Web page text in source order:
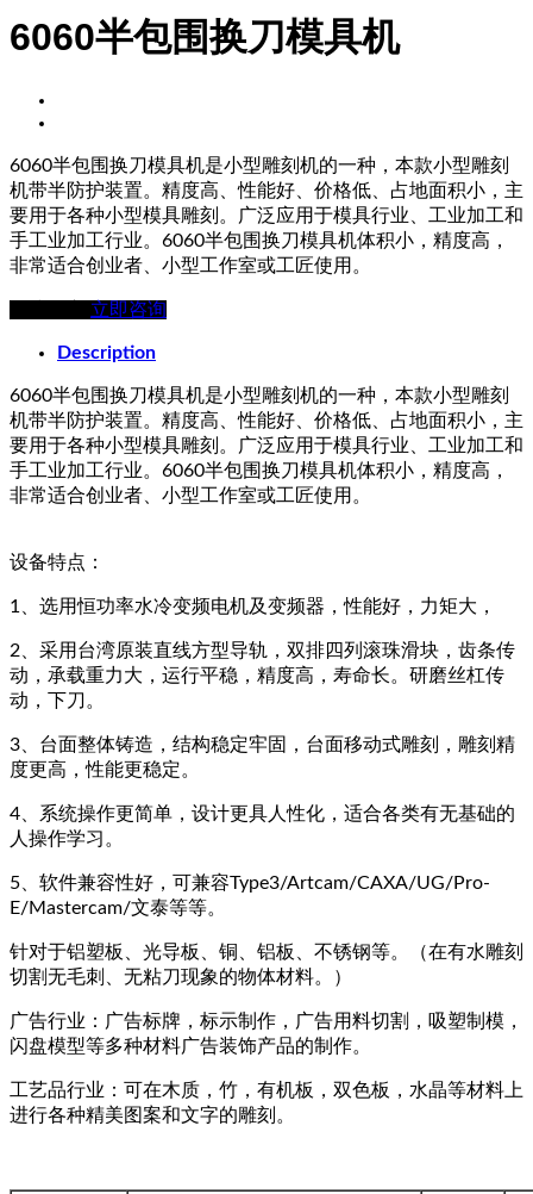
6060半包围换刀模具机
6060半包围换刀模具机是小型雕刻机的一种，本款小型雕刻
机带半防护装置。精度高、性能好、价格低、占地面积小，主
要用于各种小型模具雕刻。广泛应用于模具行业、工业加工和
手工业加工行业。6060半包围换刀模具机体积小，精度高，
非常适合创业者、小型工作室或工匠使用。
立即咨询
Description
6060半包围换刀模具机是小型雕刻机的一种，本款小型雕刻
机带半防护装置。精度高、性能好、价格低、占地面积小，主
要用于各种小型模具雕刻。广泛应用于模具行业、工业加工和
手工业加工行业。6060半包围换刀模具机体积小，精度高，
非常适合创业者、小型工作室或工匠使用。
设备特点：
1、选用恒功率水冷变频电机及变频器，性能好，力矩大，
2、采用台湾原装直线方型导轨，双排四列滚珠滑块，齿条传
动，承载重力大，运行平稳，精度高，寿命长。研磨丝杠传
动，下刀。
3、台面整体铸造，结构稳定牢固，台面移动式雕刻，雕刻精
度更高，性能更稳定。
4、系统操作更简单，设计更具人性化，适合各类有无基础的
人操作学习。
5、软件兼容性好，可兼容Type3/Artcam/CAXA/UG/Pro-
E/Mastercam/文泰等等。
针对于铝塑板、光导板、铜、铝板、不锈钢等。（在有水雕刻
切割无毛刺、无粘刀现象的物体材料。）
广告行业：广告标牌，标示制作，广告用料切割，吸塑制模，
闪盘模型等多种材料广告装饰产品的制作。
工艺品行业：可在木质，竹，有机板，双色板，水晶等材料上
进行各种精美图案和文字的雕刻。